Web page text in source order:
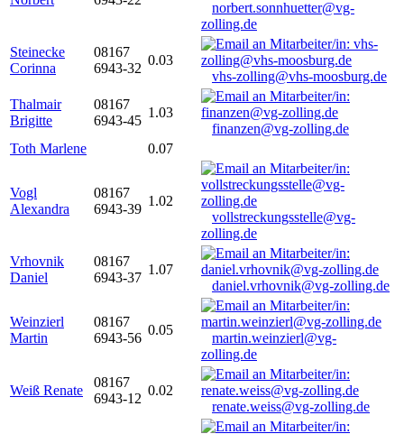
norbert.sonnhuetter@vg-
zolling.de
Steinecke
Corinna
08167
6943-32
0.03
vhs-zolling@vhs-moosburg.de
Thalmair
Brigitte
08167
6943-45
1.03
finanzen@vg-zolling.de
Toth Marlene
0.07
Vogl
Alexandra
08167
6943-39
1.02
vollstreckungsstelle@vg-
zolling.de
Vrhovnik
Daniel
08167
6943-37
1.07
daniel.vrhovnik@vg-zolling.de
Weinzierl
Martin
08167
6943-56
0.05
martin.weinzierl@vg-
zolling.de
Weiß Renate
08167
6943-12
0.02
renate.weiss@vg-zolling.de